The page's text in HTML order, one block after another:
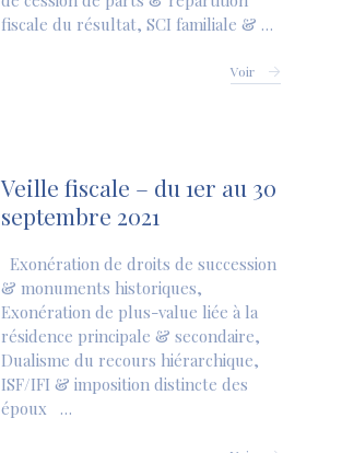
fiscale du résultat, SCI familiale & …
Voir
Veille fiscale – du 1er au 30
septembre 2021
Exonération de droits de succession
& monuments historiques,
Exonération de plus-value liée à la
résidence principale & secondaire,
Dualisme du recours hiérarchique,
ISF/IFI & imposition distincte des
époux …